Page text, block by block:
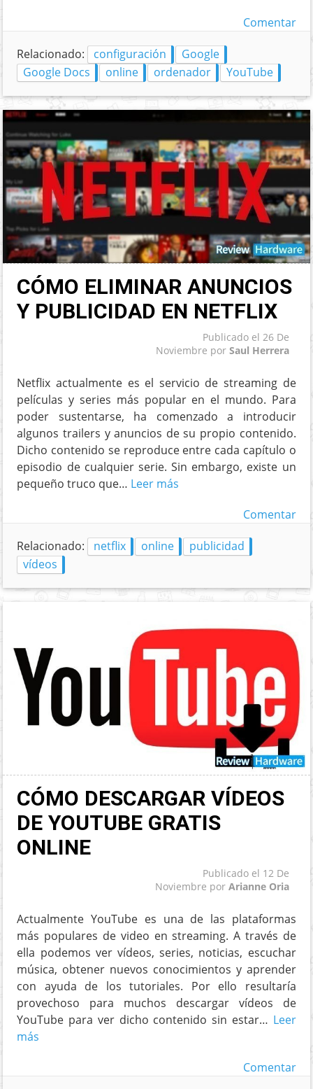
Comentar
Relacionado: configuración
Google
Google Docs
online ordenador YouTube
CÓMO ELIMINAR ANUNCIOS
Y PUBLICIDAD EN NETFLIX
Publicado el 26 De
Noviembre por Saul Herrera
Netflix actualmente es el servicio de streaming de
películas y series más popular en el mundo. Para
poder sustentarse, ha comenzado a introducir
algunos trailers y anuncios de su propio contenido.
Dicho contenido se reproduce entre cada capítulo o
episodio de cualquier serie. Sin embargo, existe un
pequeño truco que… Leer más
Comentar
Relacionado: netflix online
publicidad
vídeos
CÓMO DESCARGAR VÍDEOS
DE YOUTUBE GRATIS
ONLINE
Publicado el 12 De
Noviembre por Arianne Oria
Actualmente YouTube es una de las plataformas
más populares de video en streaming. A través de
ella podemos ver vídeos, series, noticias, escuchar
música, obtener nuevos conocimientos y aprender
con ayuda de los tutoriales. Por ello resultaría
provechoso para muchos descargar vídeos de
YouTube para ver dicho contenido sin estar… Leer
más
Comentar